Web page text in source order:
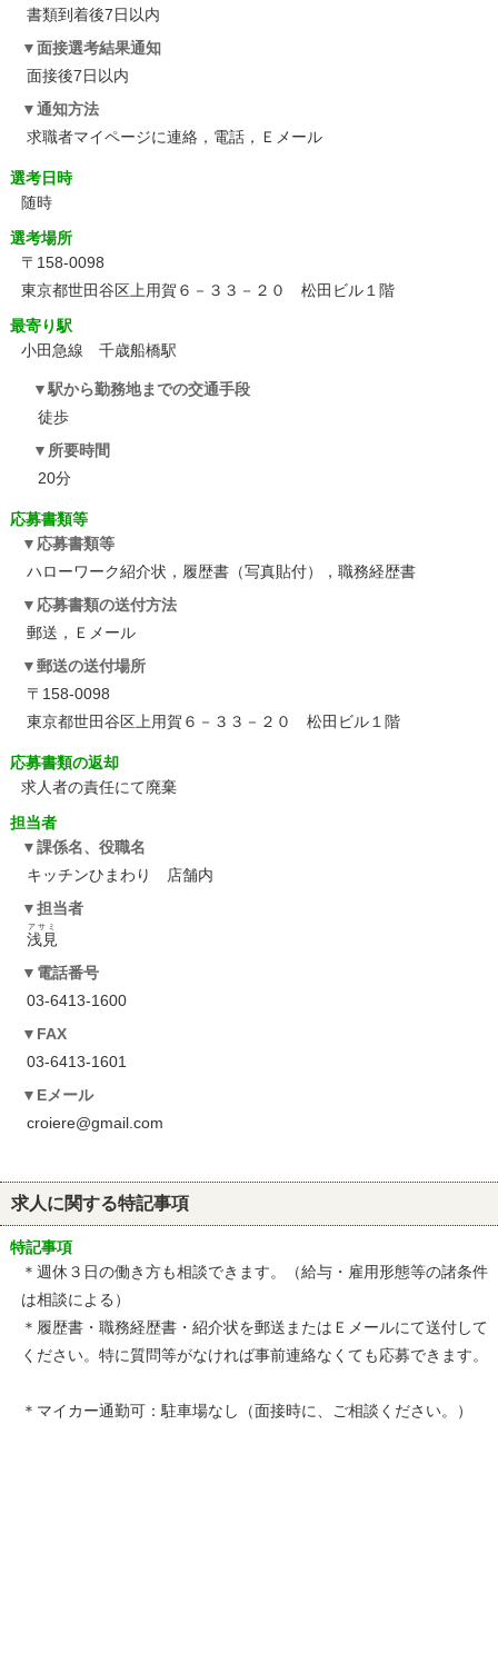
書類到着後7日以内
面接選考結果通知
面接後7日以内
通知方法
求職者マイページに連絡，電話，Ｅメール
選考日時
随時
選考場所
〒158-0098
東京都世田谷区上用賀６－３３－２０ 松田ビル１階
最寄り駅
小田急線 千歳船橋駅
駅から勤務地までの交通手段
徒歩
所要時間
20分
応募書類等
応募書類等
ハローワーク紹介状，履歴書（写真貼付），職務経歴書
応募書類の送付方法
郵送，Ｅメール
郵送の送付場所
〒158-0098
東京都世田谷区上用賀６－３３－２０ 松田ビル１階
応募書類の返却
求人者の責任にて廃棄
担当者
課係名、役職名
キッチンひまわり 店舗内
担当者
浅見
アサミ
電話番号
03-6413-1600
FAX
03-6413-1601
Eメール
croiere@gmail.com
求人に関する特記事項
特記事項
＊週休３日の働き方も相談できます。（給与・雇用形態等の諸条件
は相談による）
＊履歴書・職務経歴書・紹介状を郵送またはＥメールにて送付して
ください。特に質問等がなければ事前連絡なくても応募できます。
＊マイカー通勤可：駐車場なし（面接時に、ご相談ください。）